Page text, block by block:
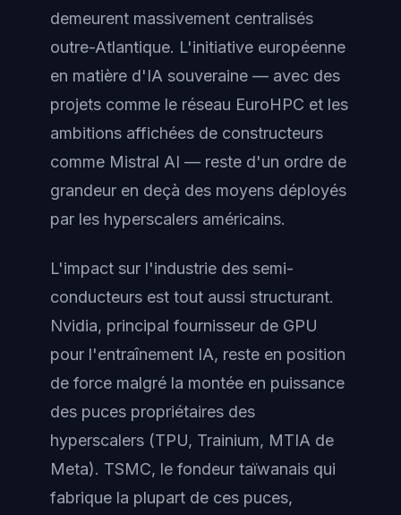
demeurent massivement centralisés
outre-Atlantique. L'initiative européenne
en matière d'IA souveraine — avec des
projets comme le réseau EuroHPC et les
ambitions affichées de constructeurs
comme Mistral AI — reste d'un ordre de
grandeur en deçà des moyens déployés
par les hyperscalers américains.
L'impact sur l'industrie des semi-
conducteurs est tout aussi structurant.
Nvidia, principal fournisseur de GPU
pour l'entraînement IA, reste en position
de force malgré la montée en puissance
des puces propriétaires des
hyperscalers (TPU, Trainium, MTIA de
Meta). TSMC, le fondeur taïwanais qui
fabrique la plupart de ces puces,